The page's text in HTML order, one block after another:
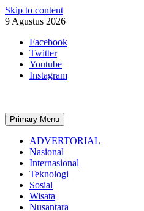
Skip to content
9 Agustus 2026
Facebook
Twitter
Youtube
Instagram
Primary Menu
ADVERTORIAL
Nasional
Internasional
Teknologi
Sosial
Wisata
Nusantara